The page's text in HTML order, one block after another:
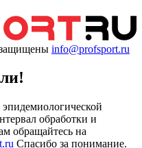
info@profsport.ru
обработки и
обращайтесь на
Спасибо за понимание.